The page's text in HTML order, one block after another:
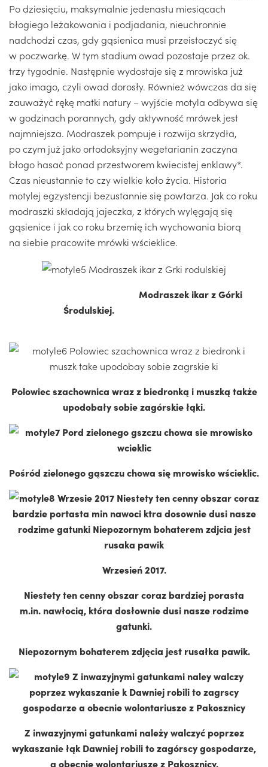
Po dziesięciu, maksymalnie jedenastu miesiącach
błogiego leżakowania i podjadania, nieuchronnie
nadchodzi czas, gdy gąsienica musi przeistoczyć się
w poczwarkę. W tym stadium owad pozostaje przez ok.
trzy tygodnie. Następnie wydostaje się z mrowiska już
jako imago, czyli owad dorosły. Również wówczas da się
zauważyć rękę matki natury – wyjście motyla odbywa się
w godzinach porannych, gdy aktywność mrówek jest
najmniejsza. Modraszek pompuje i rozwija skrzydła,
po czym już jako ortodoksyjny wegetarianin zaczyna
błogo hasać ponad przestworem kwiecistej enklawy*.
Czas nieustannie to czy wielkie koło życia. Historia
motylej egzystencji bezustannie się powtarza. Jak co roku
modraszki składają jajeczka, z których wylęgają się
gąsienice i jak co roku brzemię ich wychowania biorą
na siebie pracowite mrówki wścieklice.
Modraszek ikar z Górki
Środulskiej.
Polowiec szachownica wraz z biedronką i muszką także
upodobały sobie zagórskie łąki.
Pośród zielonego gąszczu chowa się mrowisko wścieklic.
Wrzesień 2017.
Niestety ten cenny obszar coraz bardziej porasta
m.in. nawłocią, która dosłownie dusi nasze rodzime
gatunki.
Niepozornym bohaterem zdjęcia jest rusałka pawik.
Z inwazyjnymi gatunkami należy walczyć poprzez
wykaszanie łąk Dawniej robili to zagórscy gospodarze,
a obecnie wolontariusze z Pakosznicy.